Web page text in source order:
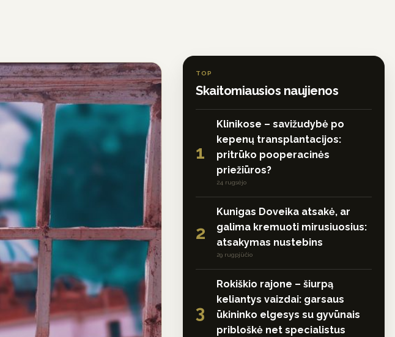
TOP
Skaitomiausios naujienos
1
Klinikose – savižudybė po
kepenų transplantacijos:
pritrūko pooperacinės
priežiūros?
24 rugsėjo
2
Kunigas Doveika atsakė, ar
galima kremuoti mirusiuosius:
atsakymas nustebins
29 rugpjūčio
3
Rokiškio rajone – šiurpą
keliantys vaizdai: garsaus
ūkininko elgesys su gyvūnais
pribloškė net specialistus